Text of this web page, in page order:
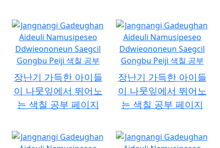
장난기 가득한 아이들
이 나뭇잎에서 뛰어노
는 색칠 공부 페이지
장난기 가득한 아이들
이 나뭇잎에서 뛰어노
는 색칠 공부 페이지